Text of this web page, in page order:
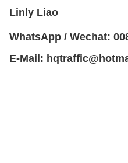
Linly Liao
WhatsApp / Wechat:
E-Mail: